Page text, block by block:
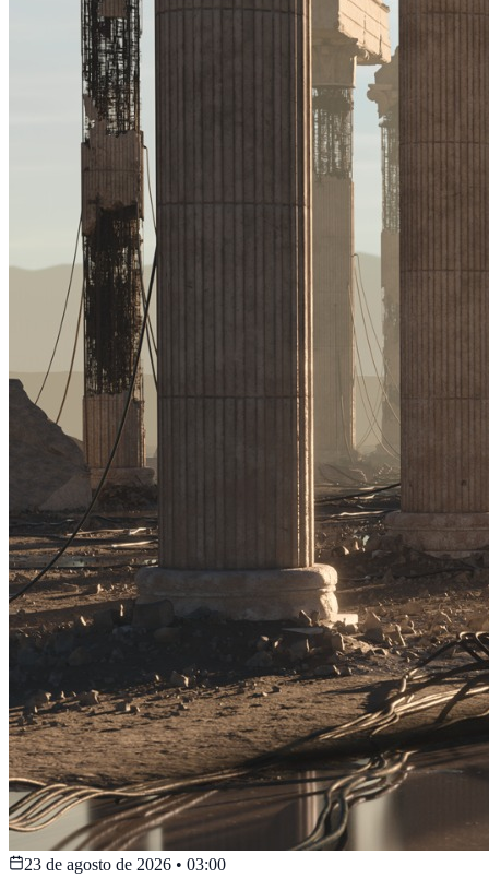
23 de agosto de 2026 • 03:00